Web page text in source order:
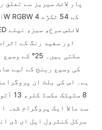
پار لائٹ سیریز سے
اور سفید رنگ کے
سکتی ہیں۔
کی وسیع رینج کے لیے
8
سے مالا ایک پروگرام شدہ
سرکل کنٹرول ایل ای ڈی